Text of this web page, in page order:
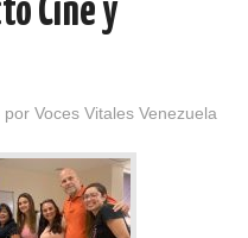
Cine y
porVoces Vitales Venezuela